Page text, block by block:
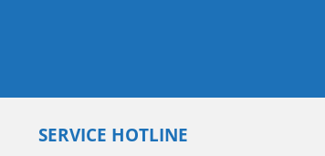
SERVICE HOTLINE